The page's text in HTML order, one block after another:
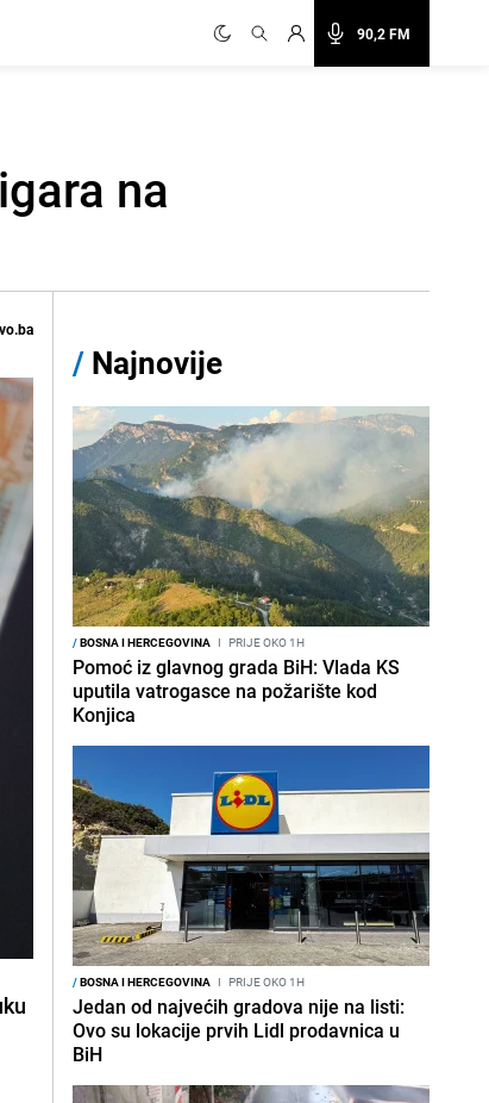
90,2 FM
na
/ Najnovije
/BOSNA I HERCEGOVINA I PRIJE OKO 1H
Pomoć iz glavnog grada BiH: Vlada KS
uputila vatrogasce na požarište kod
Konjica
/BOSNA I HERCEGOVINA I PRIJE OKO 1H
Jedan od najvećih gradova nije na listi:
Ovo su lokacije prvih Lidl prodavnica u
BiH